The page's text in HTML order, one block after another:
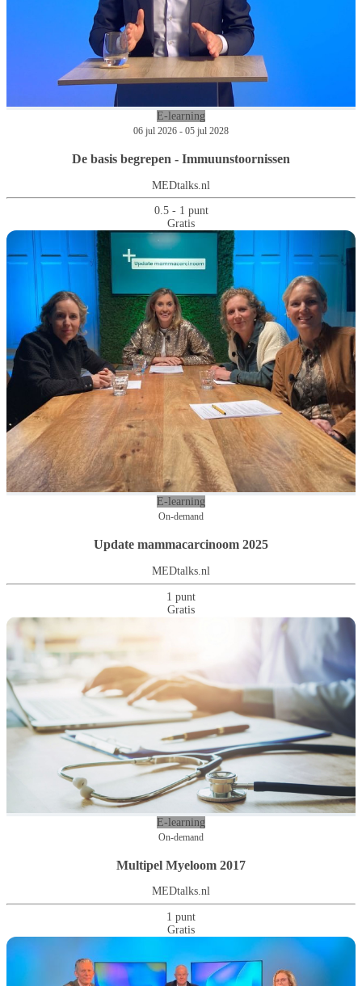
E-learning
06 jul 2026 - 05 jul 2028
De basis begrepen - Immuunstoornissen
MEDtalks.nl
0.5 - 1 punt
Gratis
E-learning
On-demand
Update mammacarcinoom 2025
MEDtalks.nl
1 punt
Gratis
E-learning
On-demand
Multipel Myeloom 2017
MEDtalks.nl
1 punt
Gratis